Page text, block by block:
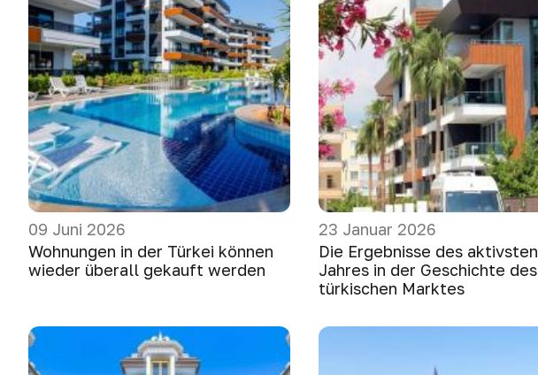
09 Juni 2026
Wohnungen in der Türkei können
wieder überall gekauft werden
23 Januar 2026
Die Ergebnisse des aktivsten
Jahres in der Geschichte des
türkischen Marktes